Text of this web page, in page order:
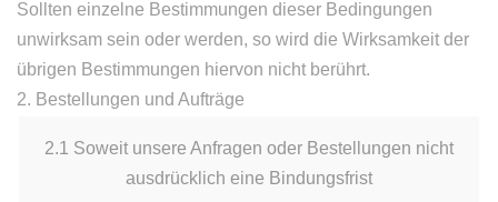
Sollten einzelne Bestimmungen dieser Bedingungen
unwirksam sein oder werden, so wird die Wirksamkeit der
übrigen Bestimmungen hiervon nicht berührt.
2. Bestellungen und Aufträge
2.1 Soweit unsere Anfragen oder Bestellungen nicht
ausdrücklich eine Bindungsfrist